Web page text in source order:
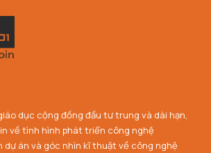
dục cộng đồng đầu tư trung và dài hạn,
về tình hình phát triển công nghệ
dự án và góc nhìn kĩ thuật về công nghệ